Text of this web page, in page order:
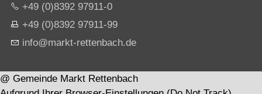
+49 (0)8392 97911-0
+49 (0)8392 97911-99
nf
m rkt-r tt nb ch d
@ Gemeinde Markt Rettenbach